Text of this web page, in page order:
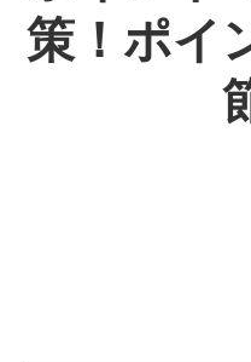
策！ポイ